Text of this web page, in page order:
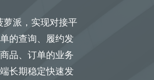
萝派，实现对接平
的查询、履约发
品、订单的业务
长期稳定快速发